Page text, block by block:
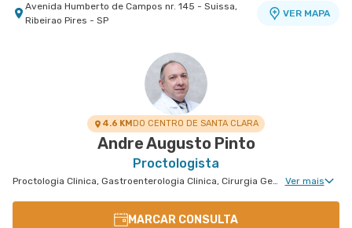
Avenida Humberto de Campos nr. 145 - Suissa,
Ribeirao Pires - SP
VER MAPA
Rua Frei Gaspar nr. 941 - Centro, Sao Bernardo
4.6 KMDO CENTRO DE SANTA CLARA
Andre Augusto Pinto
Proctologista
Proctologia Clinica, Gastroenterologia Clinica, Cirurgia Geral, Cirurgia Bariátrica, Cirurgia do Aparelho Digestivo, Cirurgia Oncológica Ver mais
MARCAR CONSULTA